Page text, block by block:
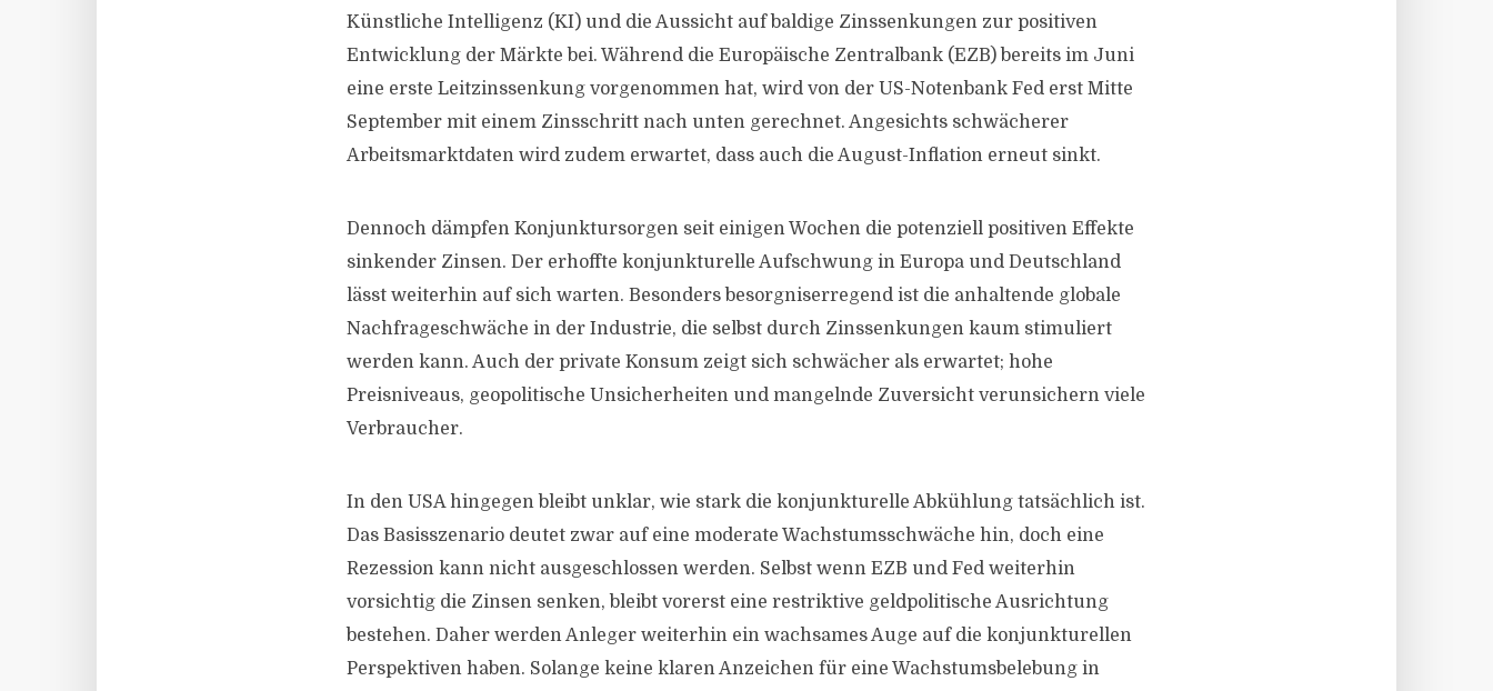
Künstliche Intelligenz (KI) und die Aussicht auf baldige Zinssenkungen zur positiven
Entwicklung der Märkte bei. Während die Europäische Zentralbank (EZB) bereits im Juni
eine erste Leitzinssenkung vorgenommen hat, wird von der US-Notenbank Fed erst Mitte
September mit einem Zinsschritt nach unten gerechnet. Angesichts schwächerer
Arbeitsmarktdaten wird zudem erwartet, dass auch die August-Inflation erneut sinkt.
Dennoch dämpfen Konjunktursorgen seit einigen Wochen die potenziell positiven Effekte
sinkender Zinsen. Der erhoffte konjunkturelle Aufschwung in Europa und Deutschland
lässt weiterhin auf sich warten. Besonders besorgniserregend ist die anhaltende globale
Nachfrageschwäche in der Industrie, die selbst durch Zinssenkungen kaum stimuliert
werden kann. Auch der private Konsum zeigt sich schwächer als erwartet; hohe
Preisniveaus, geopolitische Unsicherheiten und mangelnde Zuversicht verunsichern viele
Verbraucher.
In den USA hingegen bleibt unklar, wie stark die konjunkturelle Abkühlung tatsächlich ist.
Das Basisszenario deutet zwar auf eine moderate Wachstumsschwäche hin, doch eine
Rezession kann nicht ausgeschlossen werden. Selbst wenn EZB und Fed weiterhin
vorsichtig die Zinsen senken, bleibt vorerst eine restriktive geldpolitische Ausrichtung
bestehen. Daher werden Anleger weiterhin ein wachsames Auge auf die konjunkturellen
Perspektiven haben. Solange keine klaren Anzeichen für eine Wachstumsbelebung in